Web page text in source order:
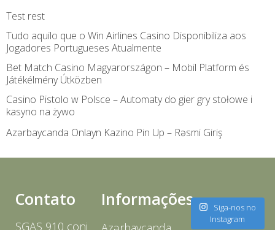
Test rest
Tudo aquilo que o Win Airlines Casino Disponibiliza aos
Jogadores Portugueses Atualmente
Bet Match Casino Magyarországon – Mobil Platform és
Játékélmény Útközben
Casino Pistolo w Polsce – Automaty do gier gry stołowe i
kasyno na żywo
Azərbaycanda Onlayn Kazino Pin Up – Rəsmi Giriş
Contato
SGAS 910 conj
Informações
Siga-nos no
Instagram